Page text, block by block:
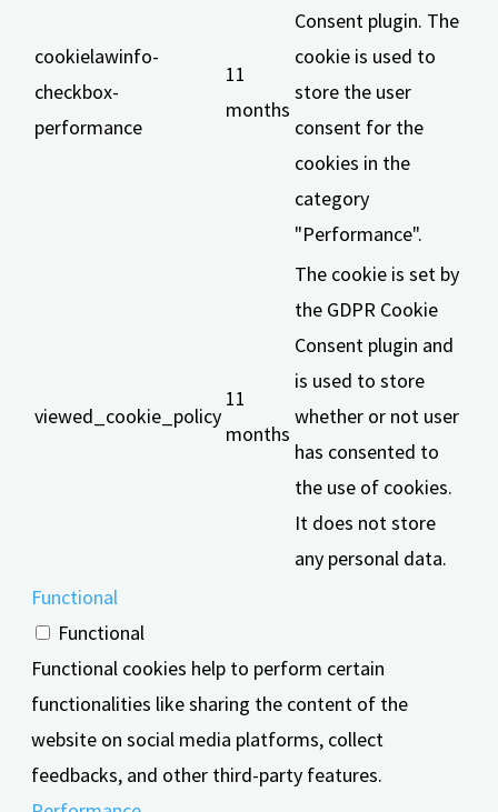
cookielawinfo-
checkbox-
performance
11
months
Consent plugin. The
cookie is used to
store the user
consent for the
cookies in the
category
"Performance".
viewed_cookie_policy
11
months
The cookie is set by
the GDPR Cookie
Consent plugin and
is used to store
whether or not user
has consented to
the use of cookies.
It does not store
any personal data.
Functional
Functional
Functional cookies help to perform certain
functionalities like sharing the content of the
website on social media platforms, collect
feedbacks, and other third-party features.